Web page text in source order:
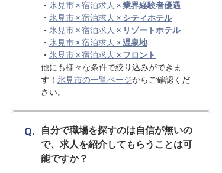
・ 氷見市 × 宿泊求人 ×業界経験者優遇
・ 氷見市 × 宿泊求人 × シティホテル
・ 氷見市 × 宿泊求人 × リゾートホテル
・ 氷見市 × 宿泊求人 ×温泉地
・ 氷見市 × 宿泊求人 × フロント
他にも様々な条件で絞り込みができま
す！ 氷見市の一覧ページからご確認くだ
さい。
自分で職場を探すのは自信が無いの
で、求人を紹介してもらうことは可
能ですか？